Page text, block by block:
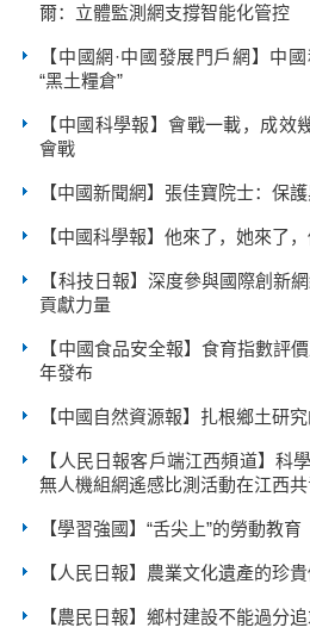
爾：立體監測網支撐智能化管控
【中國網·中國發展門戶網】中
“黑土糧倉”
【中國科學報】會戰一載，成效
會戰
【中國新聞網】張佳寶院士：保
【中國科學報】他來了，她來了
【科技日報】深度參與國際創新
貢獻力量
【中國食品安全報】食育指數評
年發布
【中國自然資源報】扎根鄉土研
【人民日報客戶端江西頻道】科
無人機組網遙感比測活動在江西
【學習強國】“舌尖上”的勞動教育
【人民日報】農業文化遺產的珍
【農民日報】鄉村建設不能過分